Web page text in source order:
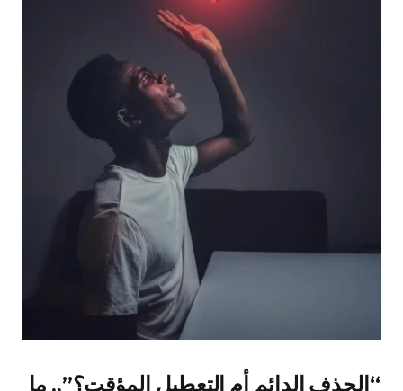
“الحذف الدائم أم التعطيل المؤقت؟”.. ما